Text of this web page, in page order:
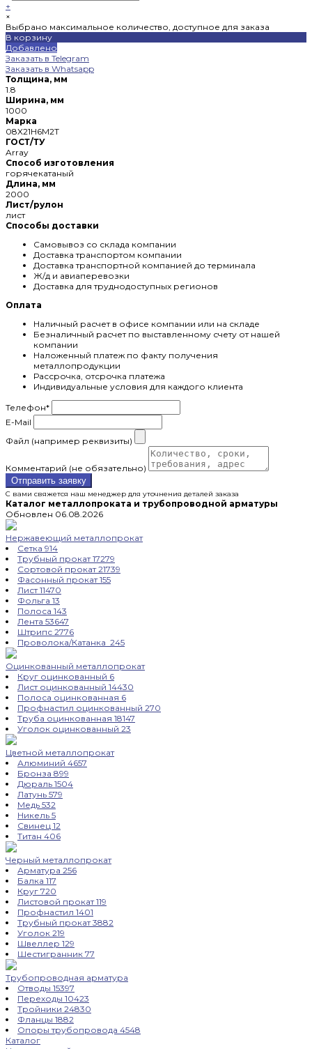
+
×
Выбрано максимальное количество, доступное для заказа
В корзину
Добавлено
Заказать в Telegram
Заказать в Whatsapp
Толщина, мм
1.8
Ширина, мм
1000
Марка
08X21Н6М2Т
ГОСТ/ТУ
Array
Способ изготовления
горячекатаный
Длина, мм
2000
Лист/рулон
лист
Способы доставки
Самовывоз со склада компании
Доставка транспортом компании
Доставка транспортной компанией до терминала
Ж/д и авиаперевозки
Доставка для труднодоступных регионов
Оплата
Наличный расчет в офисе компании или на складе
Безналичный расчет по выставленному счету от нашей
компании
Наложенный платеж по факту получения
металлопродукции
Рассрочка, отсрочка платежа
Индивидуальные условия для каждого клиента
Телефон*
E-Mail
Файл (например реквизиты)
Комментарий (не обязательно)
Отправить заявку
С вами свяжется наш менеджер для уточнения деталей заказа
Каталог металлопроката и трубопроводной арматуры
Обновлен 06.08.2026
Нержавеющий металлопрокат
Сетка 914
Трубный прокат17279
Сортовой прокат21739
Фасонный прокат155
Лист11470
Фольга 13
Полоса 143
Лента 53647
Штрипс 2776
Проволока/Катанка 245
Оцинкованный металлопрокат
Круг оцинкованный 6
Лист оцинкованный 14430
Полоса оцинкованная 6
Профнастил оцинкованный 270
Труба оцинкованная 18147
Уголок оцинкованный 23
Цветной металлопрокат
Алюминий 4657
Бронза 899
Дюраль 1504
Латунь 579
Медь 532
Никель 5
Свинец 12
Титан 406
Черный металлопрокат
Арматура 256
Балка 117
Круг 720
Листовой прокат119
Профнастил 1401
Трубный прокат3882
Уголок 219
Швеллер 129
Шестигранник 77
Трубопроводная арматура
Отводы 15397
Переходы 10423
Тройники 24830
Фланцы 1882
Опоры трубопровода 4548
Каталог